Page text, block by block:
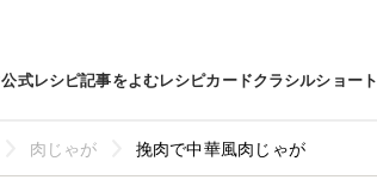
公式レシピ記事をよむレシピカードクラシルショート
肉じゃが 挽肉で中華風肉じゃが